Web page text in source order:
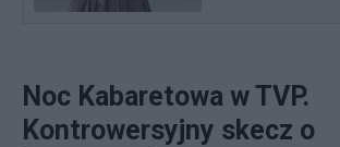
Noc Kabaretowa w TVP.
Kontrowersyjny skecz o